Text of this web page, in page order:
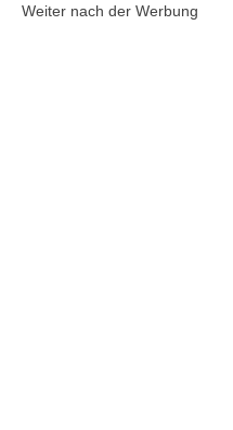
Weiter nach der Werbung